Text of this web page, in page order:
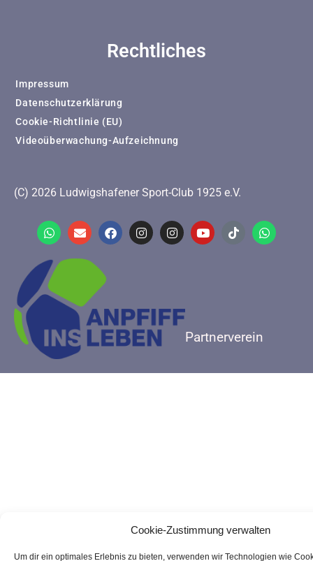
Cookie-Zustimmung verwalten
Um dir ein optimales Erlebnis zu bieten, verwenden wir Technologien wie
Rechtliches
Impressum
Datenschutzerklärung
Cookie-Richtlinie (EU)
Videoüberwachung-Aufzeichnung
(C) 2026 Ludwigshafener Sport-Club 1925 e.V.
Partnerverein